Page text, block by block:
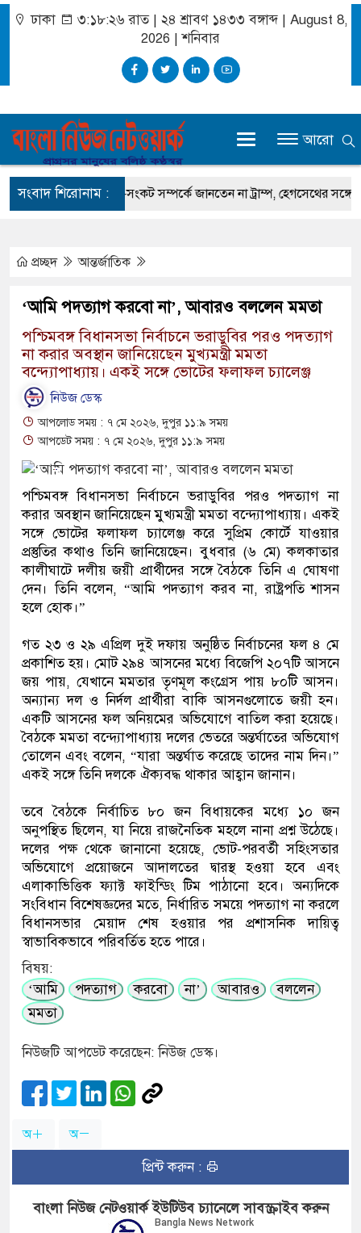
ঢাকা ৩:১৮:২৭ রাত| ২৪ শ্রাবণ ১৪৩৩ বঙ্গাব্দ | August 8,
2026 |শনিবার
আরো
সংবাদ শিরোনাম :
অস্ত্র-সংকট সম্পর্কে জানতেন না ট্রাম্প, হেগসেথের সঙ্গে বাগ্‌যুদ্ধে
প্রচ্ছদ আন্তর্জাতিক
‘আমি পদত্যাগ করবো না’, আবারও বললেন মমতা
পশ্চিমবঙ্গ বিধানসভা নির্বাচনে ভরাডুবির পরও পদত্যাগ
না করার অবস্থান জানিয়েছেন মুখ্যমন্ত্রী মমতা
বন্দ্যোপাধ্যায়। একই সঙ্গে ভোটের ফলাফল চ্যালেঞ্জ
নিউজ ডেস্ক
আপলোড সময় : ৭ মে ২০২৬, দুপুর ১১:৯ সময়
আপডেট সময় : ৭ মে ২০২৬, দুপুর ১১:৯ সময়
পশ্চিমবঙ্গ বিধানসভা নির্বাচনে ভরাডুবির পরও পদত্যাগ না
করার অবস্থান জানিয়েছেন মুখ্যমন্ত্রী মমতা বন্দ্যোপাধ্যায়। একই
সঙ্গে ভোটের ফলাফল চ্যালেঞ্জ করে সুপ্রিম কোর্টে যাওয়ার
প্রস্তুতির কথাও তিনি জানিয়েছেন। বুধবার (৬ মে) কলকাতার
কালীঘাটে দলীয় জয়ী প্রার্থীদের সঙ্গে বৈঠকে তিনি এ ঘোষণা
দেন। তিনি বলেন, “আমি পদত্যাগ করব না, রাষ্ট্রপতি শাসন
হলে হোক।”
গত ২৩ ও ২৯ এপ্রিল দুই দফায় অনুষ্ঠিত নির্বাচনের ফল ৪ মে
প্রকাশিত হয়। মোট ২৯৪ আসনের মধ্যে বিজেপি ২০৭টি আসনে
জয় পায়, যেখানে মমতার তৃণমূল কংগ্রেস পায় ৮০টি আসন।
অন্যান্য দল ও নির্দল প্রার্থীরা বাকি আসনগুলোতে জয়ী হন।
একটি আসনের ফল অনিয়মের অভিযোগে বাতিল করা হয়েছে।
বৈঠকে মমতা বন্দ্যোপাধ্যায় দলের ভেতরে অন্তর্ঘাতের অভিযোগ
তোলেন এবং বলেন, “যারা অন্তর্ঘাত করেছে তাদের নাম দিন।”
একই সঙ্গে তিনি দলকে ঐক্যবদ্ধ থাকার আহ্বান জানান।
তবে বৈঠকে নির্বাচিত ৮০ জন বিধায়কের মধ্যে ১০ জন
অনুপস্থিত ছিলেন, যা নিয়ে রাজনৈতিক মহলে নানা প্রশ্ন উঠেছে।
দলের পক্ষ থেকে জানানো হয়েছে, ভোট-পরবর্তী সহিংসতার
অভিযোগে প্রয়োজনে আদালতের দ্বারস্থ হওয়া হবে এবং
এলাকাভিত্তিক ফ্যাক্ট ফাইন্ডিং টিম পাঠানো হবে। অন্যদিকে
সংবিধান বিশেষজ্ঞদের মতে, নির্ধারিত সময়ে পদত্যাগ না করলে
বিধানসভার মেয়াদ শেষ হওয়ার পর প্রশাসনিক দায়িত্ব
স্বাভাবিকভাবে পরিবর্তিত হতে পারে।
বিষয়:
‘আমি
পদত্যাগ করবো না’ আবারও
বললেন
মমতা
নিউজটি আপডেট করেছেন: নিউজ ডেস্ক।
অ অ
প্রিন্ট করুন :
বাংলা নিউজ নেটওয়ার্ক ইউটিউব চ্যানেলে সাবস্ক্রাইব করুন